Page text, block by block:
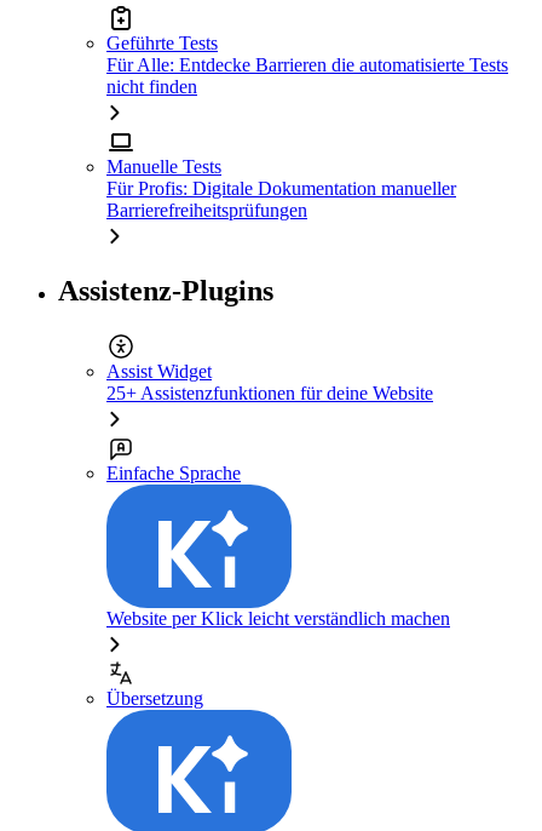
Geführte Tests
Für Alle: Entdecke Barrieren die automatisierte Tests
nicht finden
Manuelle Tests
Für Profis: Digitale Dokumentation manueller
Barrierefreiheitsprüfungen
Assistenz-Plugins
Assist Widget
25+ Assistenzfunktionen für deine Website
Einfache Sprache
Website per Klick leicht verständlich machen
Übersetzung